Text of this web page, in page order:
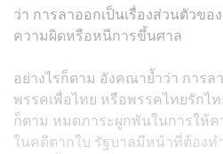
ว่า การลาออกเป็นเรื่องส่วนตัวขอ
ความผิดหรือหนีการขึ้นศาล
อย่างไรก็ตาม อังคณาย้ำว่า การ
พรรคเพื่อไทย หรือพรรคไทยรักไ
ก็ตาม หมดภาระผูกพันในการให้
ในคดีตากใบ รัฐบาลมีหน้าที่ต้องท